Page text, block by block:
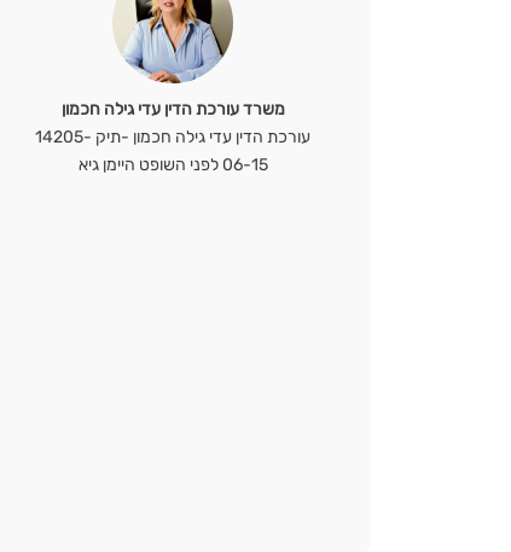
משרד עורכת הדין עדי גילה חכמון
עורכת הדין עדי גילה חכמון -תיק 14205-
06-15 לפני השופט היימן גיא